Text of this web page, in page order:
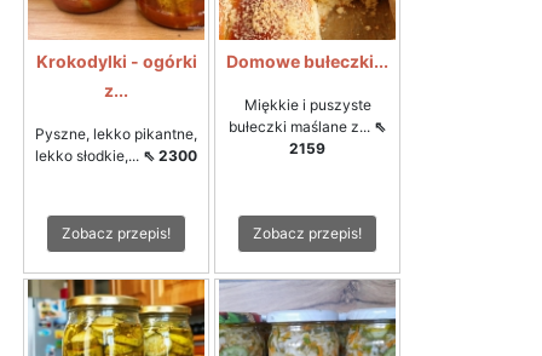
Krokodylki - ogórki
z...
Pyszne, lekko pikantne,
lekko słodkie,... ⇖ 2300
Zobacz przepis!
Domowe bułeczki...
Miękkie i puszyste
bułeczki maślane z... ⇖
2159
Zobacz przepis!